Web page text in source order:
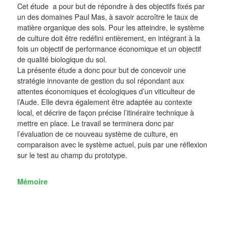
Cet étude a pour but de répondre à des objectifs fixés par
un des domaines Paul Mas, à savoir accroître le taux de
matière organique des sols. Pour les atteindre, le système
de culture doit être redéfini entièrement, en intégrant à la
fois un objectif de performance économique et un objectif
de qualité biologique du sol.
La présente étude a donc pour but de concevoir une
stratégie innovante de gestion du sol répondant aux
attentes économiques et écologiques d’un viticulteur de
l’Aude. Elle devra également être adaptée au contexte
local, et décrire de façon précise l’itinéraire technique à
mettre en place. Le travail se terminera donc par
l’évaluation de ce nouveau système de culture, en
comparaison avec le système actuel, puis par une réflexion
sur le test au champ du prototype.
Mémoire